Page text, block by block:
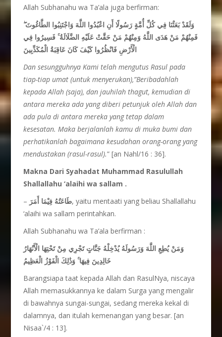
Allah Subhanahu wa Ta’ala juga berfirman:
وَلَقَدْ بَعَثْنَا فِي كُلِّ أُمَّةٍ رَسُولًا أَنِ اعْبُدُوا اللَّهَ وَاجْتَنِبُوا الطَّاغُوتَۖ
فَمِنْهُمْ مَنْ هَدَى اللَّهُ وَمِنْهُمْ مَنْ حَقَّتْ عَلَيْهِ الضَّلَالَةُۚفَسِيرُوا فِي
الْأَرْضِ فَانْظُرُوا كَيْفَ كَانَ عَاقِبَةُ الْمُكَذِّبِينَ
Dan sesungguhnya Kami telahmengutus Rasul pada
tiap-tiap umat (untuk menyerukan),”Beribadahlah
kepada Allah (saja), dan jauhilah thagut, kemudian di
antara mereka ada yang diberi petunjuk oleh Allah dan
ada pula di antara mereka yang tetap dalam
kesesatan. Maka berjalanlah kamu di muka bumi dan
perhatikanlah bagaimana kesudahan orang-orang yang
mendustakan (rasul-rasul).” [an Nahl/16 : 36].
Makna Dari Syahadat Muhammad Rasulullah
Shallallahu ‘alaihi wa sallam .
– طَاعَتُهُ فِيْمَا أَمَرَ, yaitu mentaati yang beliau Shallallahu
‘alaihi wa sallam perintahkan.
Allah Subhanahu wa Ta’ala berfirman :
وَمَنْ يُطِعِ اللَّهَ وَرَسُولَهُ يُدْخِلْهُ جَنَّاتٍ تَجْرِي مِنْ تَحْتِهَا الْأَنْهَارُ
خَالِدِينَ فِيهَاۚوَذَٰلِكَ الْفَوْزُ الْعَظِيمُ
Barangsiapa taat kepada Allah dan RasulNya, niscaya
Allah memasukkannya ke dalam Surga yang mengalir
di bawahnya sungai-sungai, sedang mereka kekal di
dalamnya, dan itulah kemenangan yang besar. [an
Nisaa`/4 : 13].